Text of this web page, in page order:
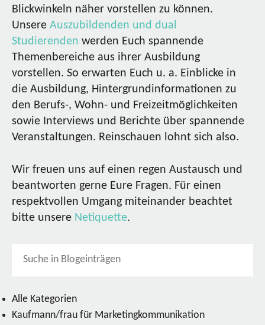
Blickwinkeln näher vorstellen zu können.
Unsere Auszubildenden und dual
Studierenden werden Euch spannende
Themenbereiche aus ihrer Ausbildung
vorstellen. So erwarten Euch u. a. Einblicke in
die Ausbildung, Hintergrundinformationen zu
den Berufs-, Wohn- und Freizeitmöglichkeiten
sowie Interviews und Berichte über spannende
Veranstaltungen. Reinschauen lohnt sich also.
Wir freuen uns auf einen regen Austausch und
beantworten gerne Eure Fragen. Für einen
respektvollen Umgang miteinander beachtet
bitte unsere Netiquette.
Alle Kategorien
Kaufmann/frau für Marketingkommunikation